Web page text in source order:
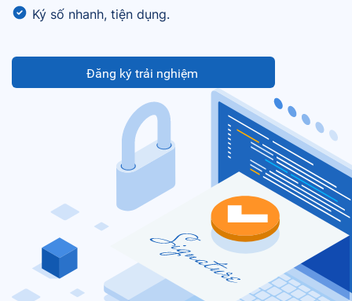
Ký số nhanh, tiện dụng.
Đăng ký trải nghiệm